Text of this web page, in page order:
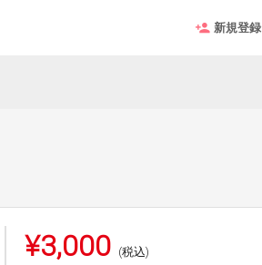
新規登録
¥3,000 (税込)